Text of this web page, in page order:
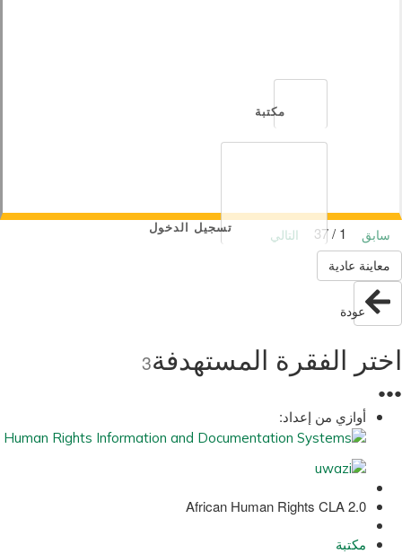
مكتبة
تسجيل الدخول سابق
التالي
معاينة عادية
عودة
اختر الفقرة المستهدفة3
●
●
●
أوازي من إعداد:
African Human Rights CLA 2.0
مكتبة